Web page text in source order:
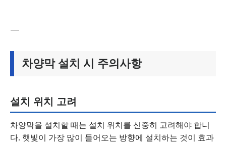
—
차양막 설치 시 주의사항
설치 위치 고려
차양막을 설치할 때는 설치 위치를 신중히 고려해야 합니
다. 햇빛이 가장 많이 들어오는 방향에 설치하는 것이 효과